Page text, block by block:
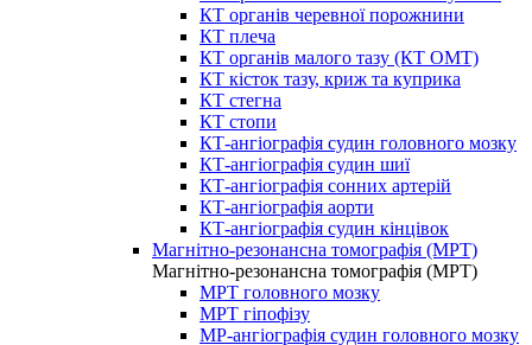
КТ органів черевної порожнини
КТ плеча
КТ органів малого тазу (КТ ОМТ)
КТ кісток тазу, криж та куприка
КТ стегна
КТ стопи
КТ-ангіографія судин головного мозку
КТ-ангіографія судин шиї
КТ-ангіографія сонних артерій
КТ-ангіографія аорти
КТ-ангіографія судин кінцівок
Магнітно-резонансна томографія (МРТ)
Магнітно-резонансна томографія (МРТ)
МРТ головного мозку
МРТ гіпофізу
МР-ангіографія судин головного мозку